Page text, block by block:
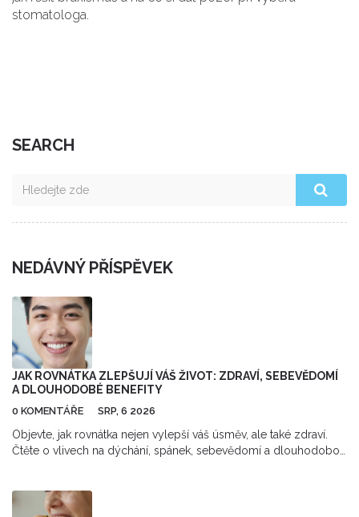
stomatologa.
SEARCH
NEDÁVNÝ PŘÍSPĚVEK
JAK ROVNÁTKA ZLEPŠUJÍ VÁŠ ŽIVOT: ZDRAVÍ, SEBEVĚDOMÍ
A DLOUHODOBÉ BENEFITY
0 KOMENTÁŘE SRP, 6 2026
Objevte, jak rovnátka nejen vylepší váš úsměv, ale také zdraví.
Čtěte o vlivech na dýchání, spánek, sebevědomí a dlouhodobou